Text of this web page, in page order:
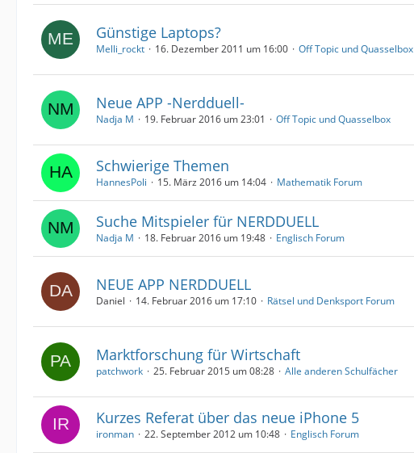
Günstige Laptops?
Melli_rockt 16. Dezember 2011 um 16:00 Off Topic und Quasselbox
Neue APP -Nerdduell-
Nadja M 19. Februar 2016 um 23:01 Off Topic und Quasselbox
Schwierige Themen
HannesPoli 15. März 2016 um 14:04 Mathematik Forum
Suche Mitspieler für NERDDUELL
Nadja M 18. Februar 2016 um 19:48 Englisch Forum
NEUE APP NERDDUELL
Daniel 14. Februar 2016 um 17:10 Rätsel und Denksport Forum
Marktforschung für Wirtschaft
patchwork 25. Februar 2015 um 08:28 Alle anderen Schulfächer
Kurzes Referat über das neue iPhone 5
ironman 22. September 2012 um 10:48 Englisch Forum